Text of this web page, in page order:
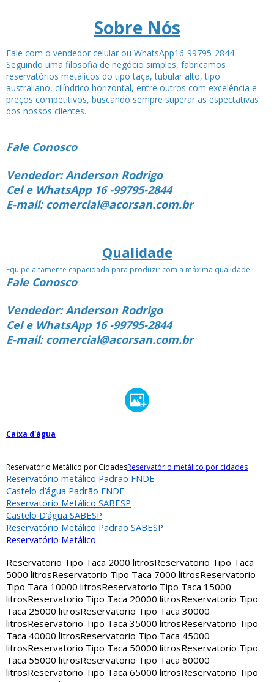
Sobre Nós
Fale com o vendedor celular ou WhatsApp16-99795-2844
Seguindo uma filosofia de negócio simples, fabricamos
reservatórios metálicos do tipo taça, tubular alto, tipo
australiano, cilíndrico horizontal, entre outros com excelência e
preços competitivos, buscando sempre superar as espectativas
dos nossos clientes.
Fale Conosco
Vendedor: Anderson Rodrigo
Cel e WhatsApp 16 -99795-2844
E-mail: comercial@acorsan.com.br
Qualidade
Equipe altamente capacidada para produzir com a máxima qualidade.
Fale Conosco
Vendedor: Anderson Rodrigo
Cel e WhatsApp 16 -99795-2844
E-mail: comercial@acorsan.com.br
Caixa d'água
Reservatório Metálico por CidadesReservatório metálico por cidades
Reservatório metálico Padrão FNDE
Castelo d’água Padrão FNDE
Reservatório Metálico SABESP
Castelo D’água SABESP
Reservatório Metálico Padrão SABESP
Reservatório Metálico
Reservatorio Tipo Taca 2000 litrosReservatorio Tipo Taca
5000 litrosReservatorio Tipo Taca 7000 litrosReservatorio
Tipo Taca 10000 litrosReservatorio Tipo Taca 15000
litrosReservatorio Tipo Taca 20000 litrosReservatorio Tipo
Taca 25000 litrosReservatorio Tipo Taca 30000
litrosReservatorio Tipo Taca 35000 litrosReservatorio Tipo
Taca 40000 litrosReservatorio Tipo Taca 45000
litrosReservatorio Tipo Taca 50000 litrosReservatorio Tipo
Taca 55000 litrosReservatorio Tipo Taca 60000
litrosReservatorio Tipo Taca 65000 litrosReservatorio Tipo